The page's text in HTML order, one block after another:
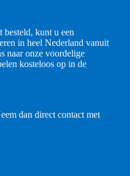
kunt u een
in heel Nederland vanuit
naar onze voordelige
kosteloos op in de
dan direct contact met